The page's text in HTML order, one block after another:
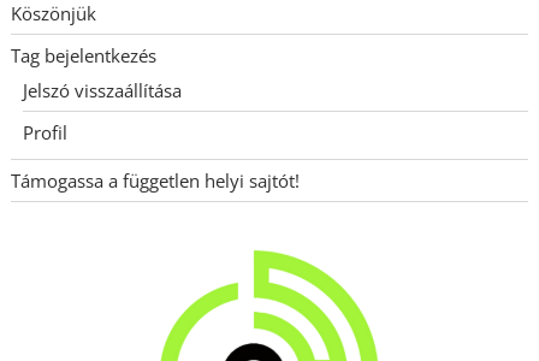
Köszönjük
Tag bejelentkezés
Jelszó visszaállítása
Profil
Támogassa a független helyi sajtót!